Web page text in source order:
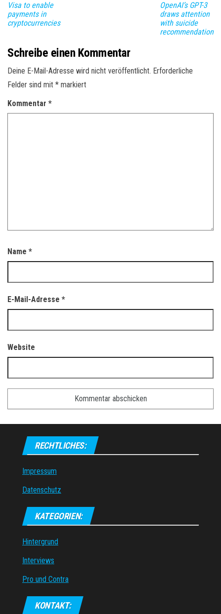
Visa to enable
payments in
cryptocurrencies
OpenAI’s GPT-3
draws attention
with suicide
recommendation
Schreibe einen Kommentar
Deine E-Mail-Adresse wird nicht veröffentlicht. Erforderliche
Felder sind mit * markiert
Kommentar *
Name *
E-Mail-Adresse *
Website
RECHTLICHES:
Impressum
Datenschutz
KATEGORIEN:
Hintergrund
Interviews
Pro und Contra
KONTAKT: